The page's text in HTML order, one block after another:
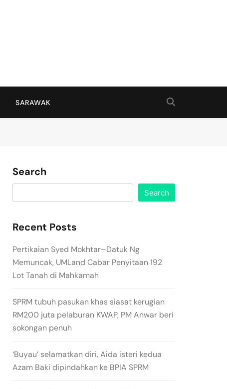
SARAWAK
Search
Search
Recent Posts
Pertikaian Syed Mokhtar–Datuk Ng
Memuncak, UMLand Cabar Penyitaan 192
Lot Tanah di Mahkamah
SPRM tubuh pasukan khas siasat kerugian
RM200 juta pelaburan KWAP, PM Anwar beri
sokongan penuh
‘Buyau’ selamatkan diri, Aida isteri kedua
Azam Baki dipindahkan ke BPIA SPRM